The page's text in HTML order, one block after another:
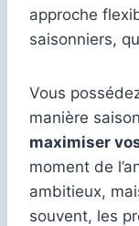
approche
saisonniers,
Vous
manière
maximiser
moment de
ambitieux,
souvent, les